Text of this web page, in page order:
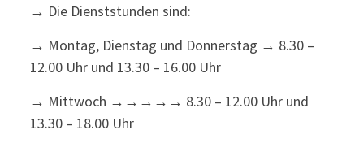
→ Die Dienststunden sind:
→ Montag, Dienstag und Donnerstag → 8.30 –
12.00 Uhr und 13.30 – 16.00 Uhr
→ Mittwoch →→→→→ 8.30 – 12.00 Uhr und
13.30 – 18.00 Uhr